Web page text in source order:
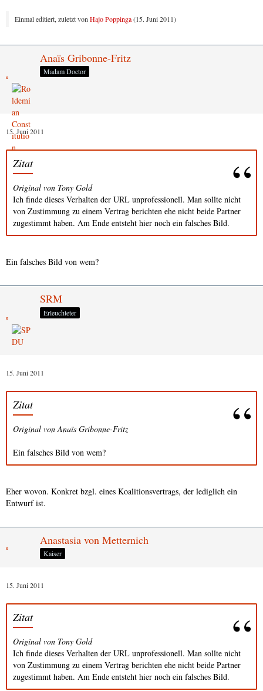
Einmal editiert, zuletzt von Hajo Poppinga(15. Juni 2011)
Anaïs Gribonne-Fritz
Madam Doctor
15. Juni 2011
Zitat
Original von Tony Gold
Ich finde dieses Verhalten der URL unprofessionell. Man sollte nicht
von Zustimmung zu einem Vertrag berichten ehe nicht beide Partner
zugestimmt haben. Am Ende entsteht hier noch ein falsches Bild.
Ein falsches Bild von wem?
SRM
Erleuchteter
15. Juni 2011
Zitat
Original von Anaïs Gribonne-Fritz
Ein falsches Bild von wem?
Eher wovon. Konkret bzgl. eines Koalitionsvertrags, der lediglich ein
Entwurf ist.
Anastasia von Metternich
Kaiser
15. Juni 2011
Zitat
Original von Tony Gold
Ich finde dieses Verhalten der URL unprofessionell. Man sollte nicht
von Zustimmung zu einem Vertrag berichten ehe nicht beide Partner
zugestimmt haben. Am Ende entsteht hier noch ein falsches Bild.